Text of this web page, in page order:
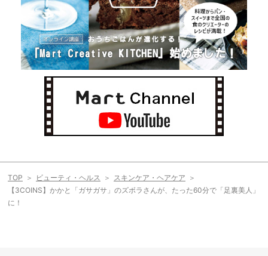
TOP ビューティ・ヘルス
スキンケア・ヘアケア
【3COINS】かかと「ガサガサ」のズボラさんが、たった60分で「足裏美人」
に！